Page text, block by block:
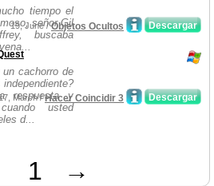
tiempo el
señor Gil
buscaba
Descargar
19, June /Objetos Ocultos
cachorro de
respuesta y
usted
d...
Descargar
March /Hacer Coincidir 3
1 →